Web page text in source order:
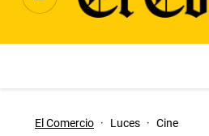
El Comercio · Luces · Cine